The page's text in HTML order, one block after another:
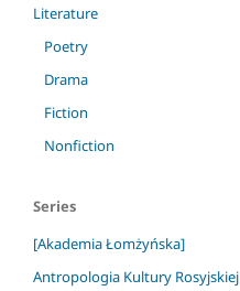
Literature
Poetry
Drama
Fiction
Nonfiction
Series
[Akademia Łomżyńska]
Antropologia Kultury Rosyjskiej